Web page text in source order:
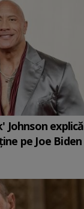
Johnson explică
pe Joe Biden